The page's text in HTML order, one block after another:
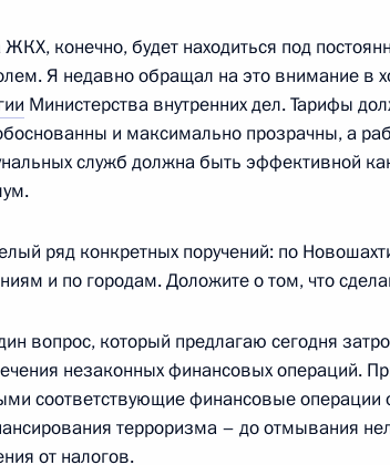
2012 года, пятница
с Председателем Конституционного
2012 года, 15:00 Московская область, Горки
на церемонии награждения
внутренних дел
2012 года, 14:00 Москва
Медведев принял участие в работе
конечно, будет находиться под
Я недавно обращал на это внимание в
Министерства внутренних дел. Тарифы
и максимально прозрачны, а
служб должна быть эффективной
ряд конкретных поручений: по
и по городам. Доложите о том, что
вопрос, который предлагаю сегодня
незаконных финансовых операций.
соответствующие финансовые
терроризма – до отмывания
от налогов.